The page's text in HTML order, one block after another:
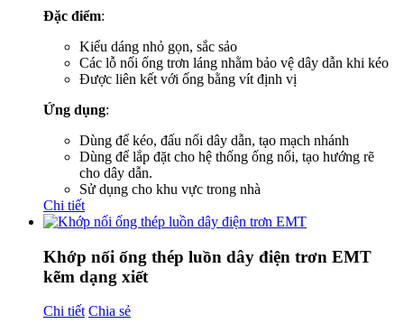
Đặc điểm:
Kiểu dáng nhỏ gọn, sắc sảo
Các lỗ nối ống trơn láng nhằm bảo vệ dây dẫn khi kéo
Được liên kết với ống bằng vít định vị
Ứng dụng:
Dùng để kéo, đấu nối dây dẫn, tạo mạch nhánh
Dùng để lắp đặt cho hệ thống ống nổi, tạo hướng rẽ
cho dây dẫn.
Sử dụng cho khu vực trong nhà
Chi tiết
Khớp nối ống thép luồn dây điện trơn EMT
kẽm dạng xiết
Chi tiết Chia sẻ